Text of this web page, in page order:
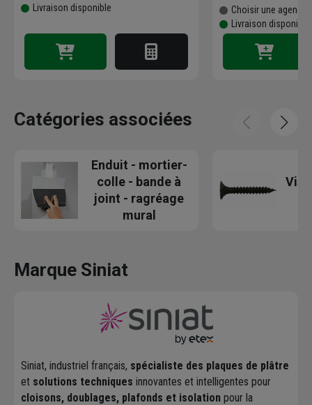
Livraison disponible
Choisir une agence
Livraison disponible
Catégories associées
Enduit - mortier-
colle - bande à
joint - ragréage
mural
Vis
Marque Siniat
Siniat, industriel français, spécialiste des plaques de plâtre
et solutions techniques innovantes et intelligentes pour
cloisons, doublages, plafonds et isolation pour la